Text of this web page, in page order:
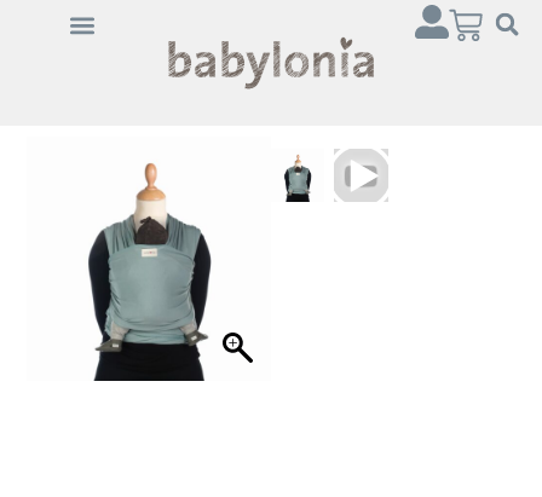
Cliquez sur « J’accepte »